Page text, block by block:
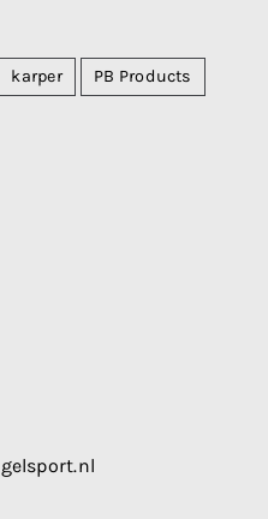
karper PB Products